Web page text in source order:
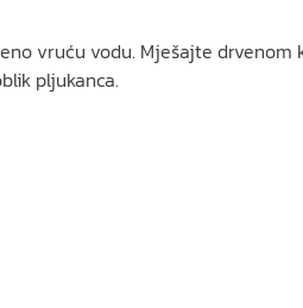
vruću vodu. Mješajte
pljukanca.